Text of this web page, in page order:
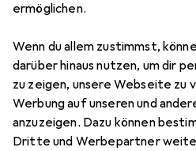
ermöglichen.
Wenn du allem zustimmst,
darüber hinaus nutzen, um dir
zu zeigen, unsere Webseite zu
Werbung auf unseren und
anzuzeigen. Dazu können
Dritte und Werbepartner
DécopatchPapp-
cm Einhorn
Preis in EUR inkl. MwSt.
EUR
8,23
Bewertungen